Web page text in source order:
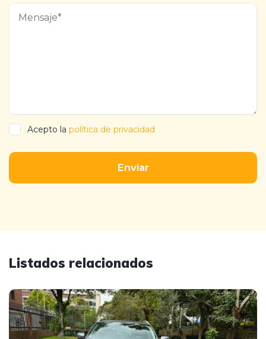
Acepto la política de privacidad
Enviar
Listados relacionados